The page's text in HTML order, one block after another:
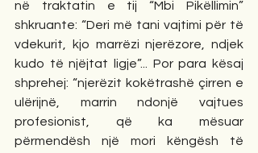
në traktatin e tij “Mbi Pikëllimin”
shkruante: “Deri më tani vajtimi për të
vdekurit, kjo marrëzi njerëzore, ndjek
kudo të njëjtat ligje”... Por para kësaj
shprehej: “njerëzit kokëtrashë çirren e
ulërijnë, marrin ndonjë vajtues
profesionist, që ka mësuar
përmendësh një mori këngësh të